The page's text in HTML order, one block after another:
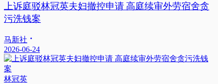
上诉庭驳林冠英夫妇撤控申请 高庭续审外劳宿舍贪
污洗钱案
马新社
2026-06-24
林冠英